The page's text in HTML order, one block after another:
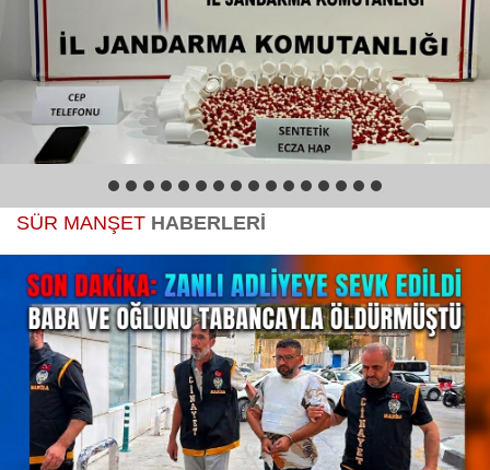
Kültür-Sanat
Magazin
Politika
Spor
Yerel
Foto Galeri
Video Galeri
1 2 3 4 5 6 7 8 9 10111213141516
SÜR MANŞET HABERLERİ